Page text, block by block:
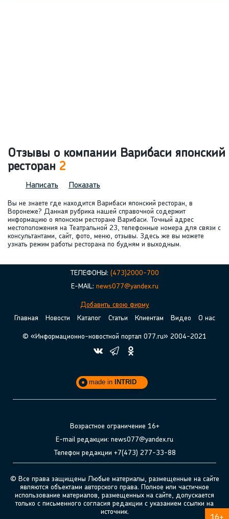
Отзывы о компании Варибаси японский
ресторан 2
Написать Показать
Вы не знаете где находится Варибаси японский ресторан, в
Воронеже? Данная рубрика нашей справочной содержит
информацию о японском ресторане Варибаси. Точный адрес
местоположения на Театральной 23, телефонные номера для связи с
консультантами, сайт, фото, меню, отзывы. Здесь же вы можете
узнать режим работы ресторана по будням и выходным.
ТЕЛЕФОНЫ: (473)2000-700
E-MAIL: news077@yandex.ru
Добавить свою фирму
Главная
Новости Каталог Статьи Клиентам Видео О нас
© «Информационно-новостной портал 077.ru» 2004-2021
made in INTRID
Возрастное ограничение 16+
E-mail редакции: news077@yandex.ru
Телефон редакции +7(473) 277-33-88
© Все права защищены Любые материалы, размещенные на сайте
являются объектами авторского права. Полное или частичное
использование материалов, размещенных на сайте, допускается
только с письменного согласия редакции с указанием ссылки на
источник.